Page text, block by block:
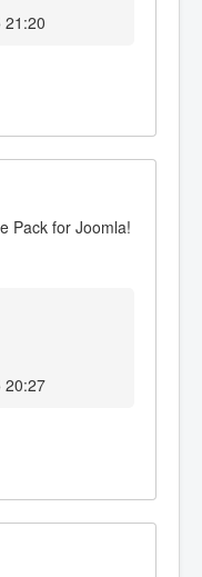
21:20
Pack for Joomla!
20:27